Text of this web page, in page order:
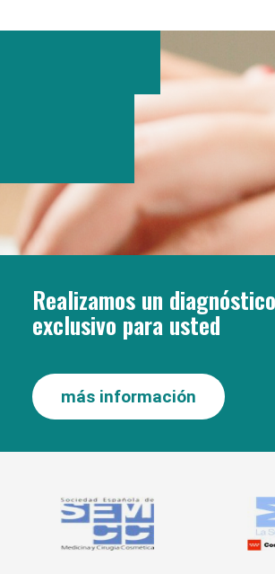
Realizamos un
exclusivo para usted
más información